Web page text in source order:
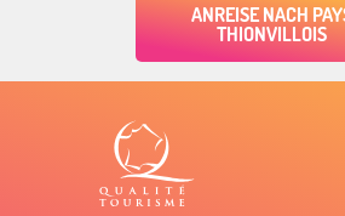
ANREISE NACH
THIONVILLOIS